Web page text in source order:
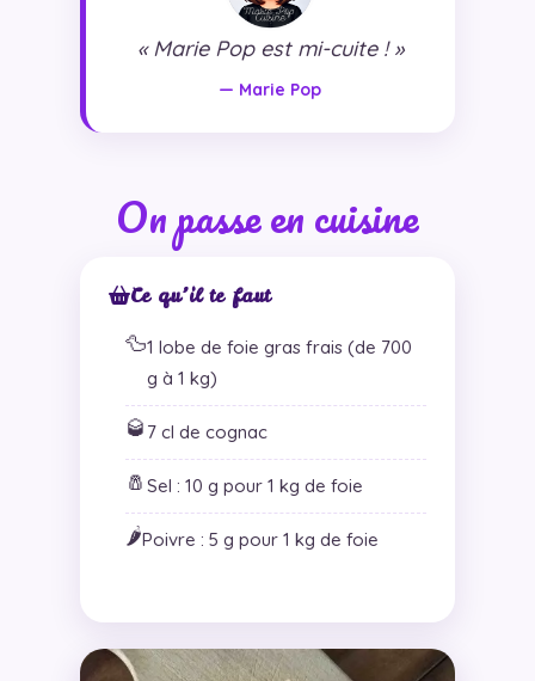
« Marie Pop est mi-cuite ! »
— Marie Pop
On passe en cuisine
Ce qu’il te faut
🦆1 lobe de foie gras frais (de 700
g à 1 kg)
🥃 7 cl de cognac
🧂 Sel : 10 g pour 1 kg de foie
🌶️Poivre : 5 g pour 1 kg de foie